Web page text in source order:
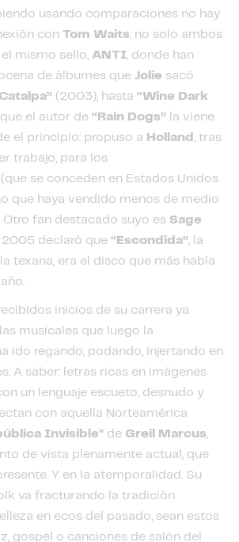
usando comparaciones no hay
con Tom Waits: no solo ambos
mismo sello, ANTI, donde han
de álbumes que Jolie sacó
(2003), hasta “Wine Dark
el autor de “Rain Dogs” la viene
el principio: propuso a Holland , tras
trabajo, para los
(que se conceden en Estados Unidos
que haya vendido menos de medio
Otro fan destacado suyo es Sage
2005 declaró que “Escondida”, la
texana, era el disco que más había
inicios de su carrera ya
musicales que luego la
ido regando, podando, injertando en
A saber: letras ricas en imágenes
un lenguaje escueto, desnudo y
con aquella Norteamérica
Invisible" de Greil Marcus,
de vista plenamente actual, que
Y en la atemporalidad. Su
va fracturando la tradición
en ecos del pasado, sean estos
gospel o canciones de salón del